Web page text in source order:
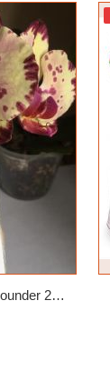
Універсальний Peters Allrounder 20-20-20+ТЕ